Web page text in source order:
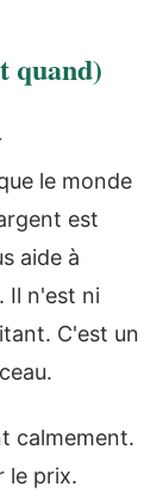
quand)
le monde
est
aide à
Il n'est ni
C'est un
calmement.
le prix.